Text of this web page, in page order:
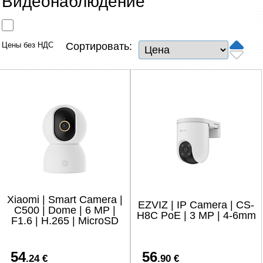
Сетевые товары
ТВ, Фото и электроника
Renewd техника, Outlet
Цены без НДС Сортировать:
Xiaomi | Smart Camera |
C500 | Dome | 6 MP |
F1.6 | H.265 | MicroSD
54.24 €
EZVIZ | IP Camera | CS-
H8C PoE | 3 MP | 4-6mm
56.90 €